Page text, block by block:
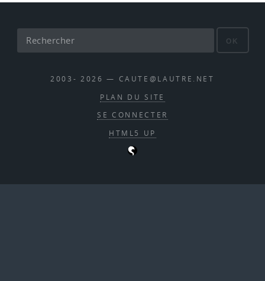
OK
2003- 2026 — CAUTE@LAUTRE.NET
PLAN DU SITE
SE CONNECTER
HTML5 UP